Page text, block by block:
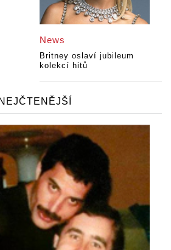
News
Britney oslaví jubileum
kolekcí hitů
NEJČTENĚJŠÍ